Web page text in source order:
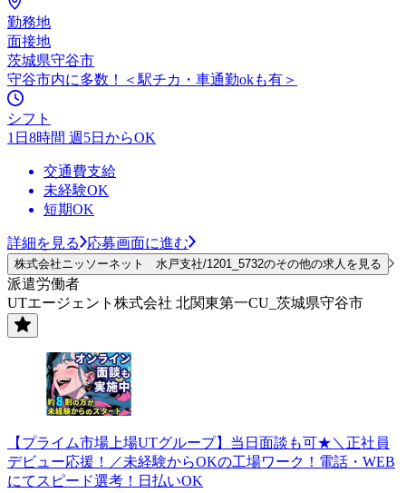
勤務地
面接地
茨城県守谷市
守谷市内に多数！＜駅チカ・車通勤okも有＞
シフト
1日8時間 週5日からOK
交通費支給
未経験OK
短期OK
詳細を見る 応募画面に進む
株式会社ニッソーネット 水戸支社/1201_5732のその他の求人を見る
派遣労働者
UTエージェント株式会社 北関東第一CU_茨城県守谷市
【プライム市場上場UTグループ】当日面談も可★＼正社員
デビュー応援！／未経験からOKの工場ワーク！電話・WEB
にてスピード選考！日払いOK